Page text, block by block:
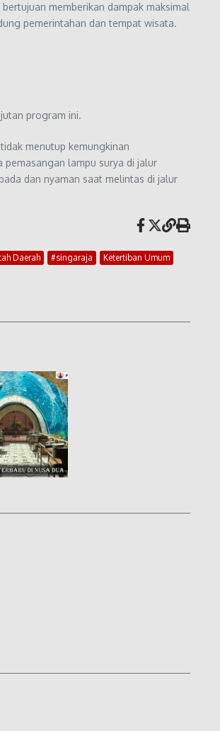
memberikan dampak maksimal
pemerintahan dan tempat wisata.
program ini.
menutup kemungkinan
lampu surya di jalur
dan nyaman saat melintas di jalur
Daerah #singaraja
Ketertiban Umum